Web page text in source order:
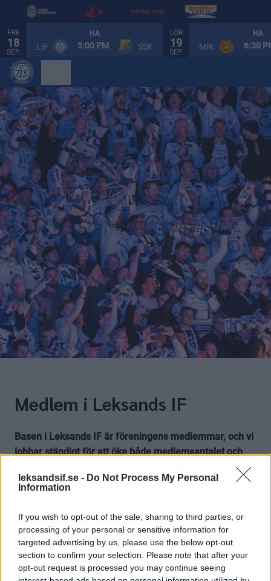
leksandsif.se - Do Not Process My Personal
Information
If you wish to opt-out of the sale, sharing to third parties, or
processing of your personal or sensitive information for
targeted advertising by us, please use the below opt-out
section to confirm your selection. Please note that after your
opt-out request is processed you may continue seeing
FRE
18
SEP.
HA
LIF 5:00 PM SSK
LÖR
19
SEP.
HA
MIK 6:30
Medlem i Leksands IF
Basen i Leksands IF är föreningens medlemmar, och vi
jobbar ständigt för att öka både medlemsantalet och
Vår ambition är att alla leksingar ska vara medlemmar i
föreningen inför framtidens utmaningar.
Du som medlem har en viktig roll i föreningen och det är
viktigt för oss att du ska kunna vara med och påverka
verksamheten. Därför bjuder vi in till medlemsmöten två